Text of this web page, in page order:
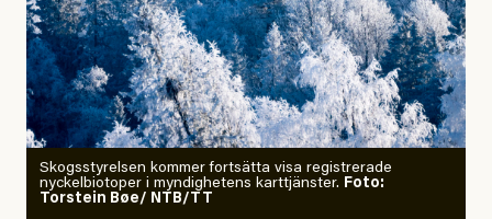
Skogsstyrelsen kommer fortsätta visa registrerade
nyckelbiotoper i myndighetens karttjänster. Foto:
Torstein Bøe/ NTB/TT